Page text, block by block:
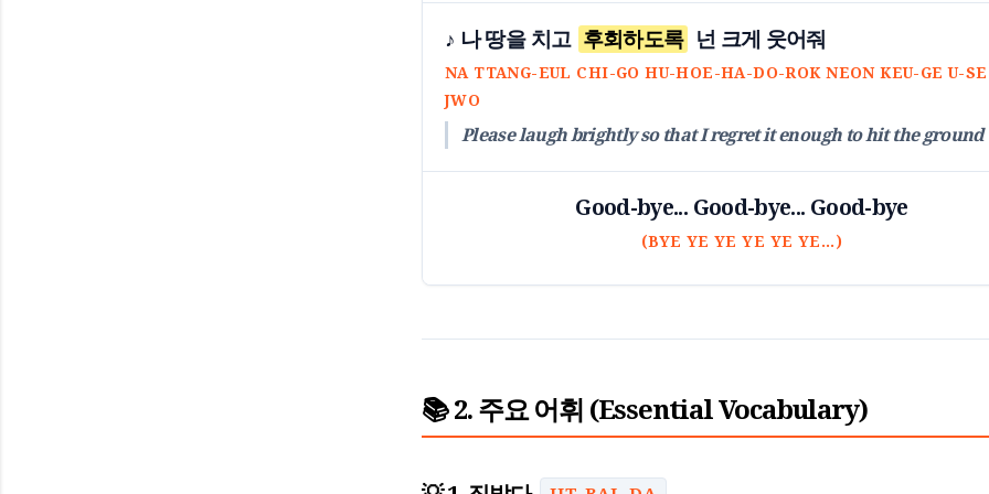
♪ 나 땅을 치고 후회하도록 넌 크게 웃어줘
NA TTANG-EUL CHI-GO HU-HOE-HA-DO-ROK NEON KEU-GE U-
JWO
Please laugh brightly so that I regret it enough to hit the ground
Good-bye... Good-bye... Good-bye
(BYE YE YE YE YE YE...)
📚 2. 주요 어휘 (Essential Vocabulary)